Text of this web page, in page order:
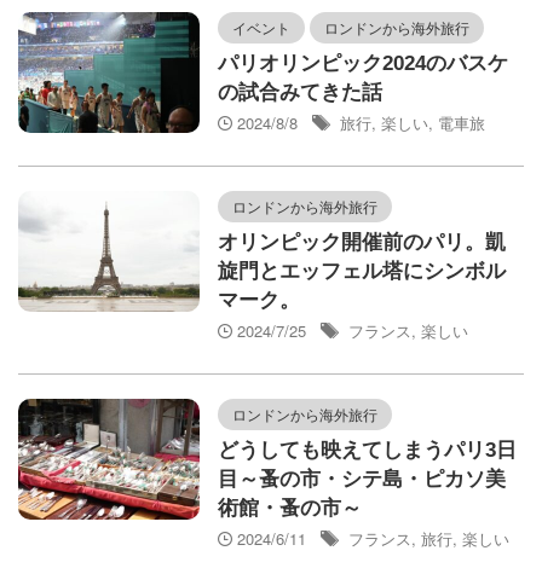
イベント ロンドンから海外旅行
パリオリンピック2024のバスケ
の試合みてきた話
2024/8/8
旅行, 楽しい, 電車旅
ロンドンから海外旅行
オリンピック開催前のパリ。凱
旋門とエッフェル塔にシンボル
マーク。
2024/7/25
フランス, 楽しい
ロンドンから海外旅行
どうしても映えてしまうパリ3日
目～蚤の市・シテ島・ピカソ美
術館・蚤の市～
2024/6/11
フランス, 旅行, 楽しい